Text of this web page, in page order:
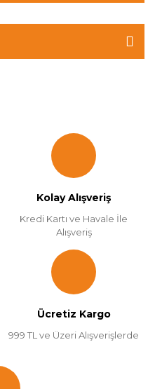
Kolay Alışveriş
Kredi Kartı ve Havale İle
Alışveriş
Ücretiz Kargo
999 TL ve Üzeri Alışverişlerde